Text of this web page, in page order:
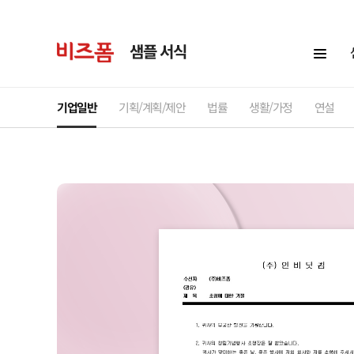
샘플 서식
기업일반 기획/계획/제안 법률 생활/가정 연설